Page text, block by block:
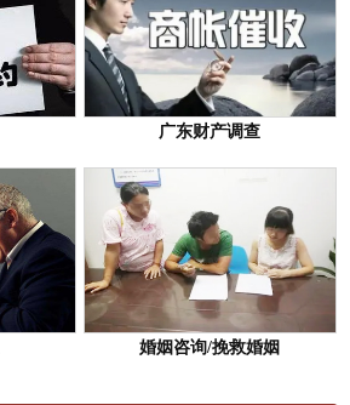
广东财产调查
婚姻咨询/挽救婚姻